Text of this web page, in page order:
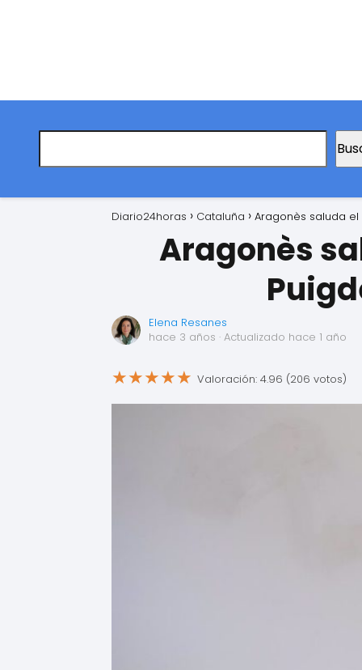
Diario24horas Cataluña Aragonès saluda el
Aragonès
Elena Resanes
hace 3 años · Actualizado hace 1 año
★★★★★ Valoración: 4.96 (206 votos)